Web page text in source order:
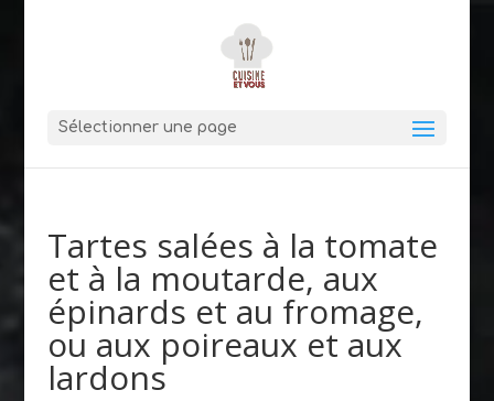
Sélectionner une page
Tartes salées à la tomate
et à la moutarde, aux
épinards et au fromage,
ou aux poireaux et aux
lardons